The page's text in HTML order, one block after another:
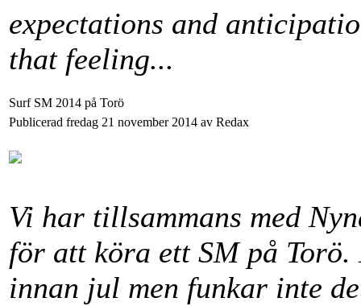
expectations and
that feeling...
Surf SM 2014 på Torö
Publicerad fredag 21 november 2014 av Redax
Vi har tillsammans med
för att köra ett SM på
innan jul men funkar inte